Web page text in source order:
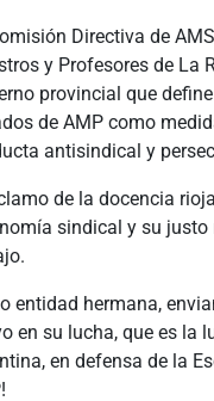
Directiva de
y Profesores de La
provincial que
de AMP como
antisindical y
de la docencia
sindical y su justo
entidad hermana,
en su lucha, que es la
en defensa de la